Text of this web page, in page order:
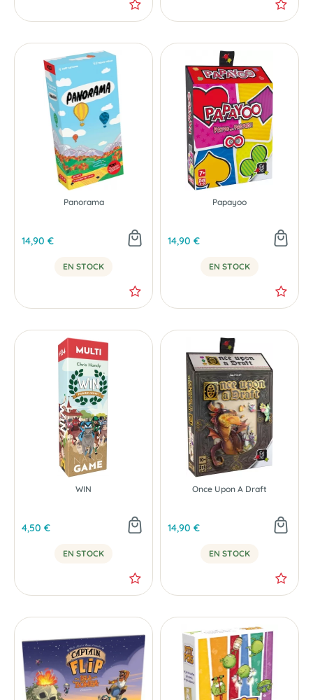
Panorama
14,90 €
EN STOCK
Papayoo
14,90 €
EN STOCK
WIN
4,50 €
EN STOCK
Once Upon A Draft
14,90 €
EN STOCK